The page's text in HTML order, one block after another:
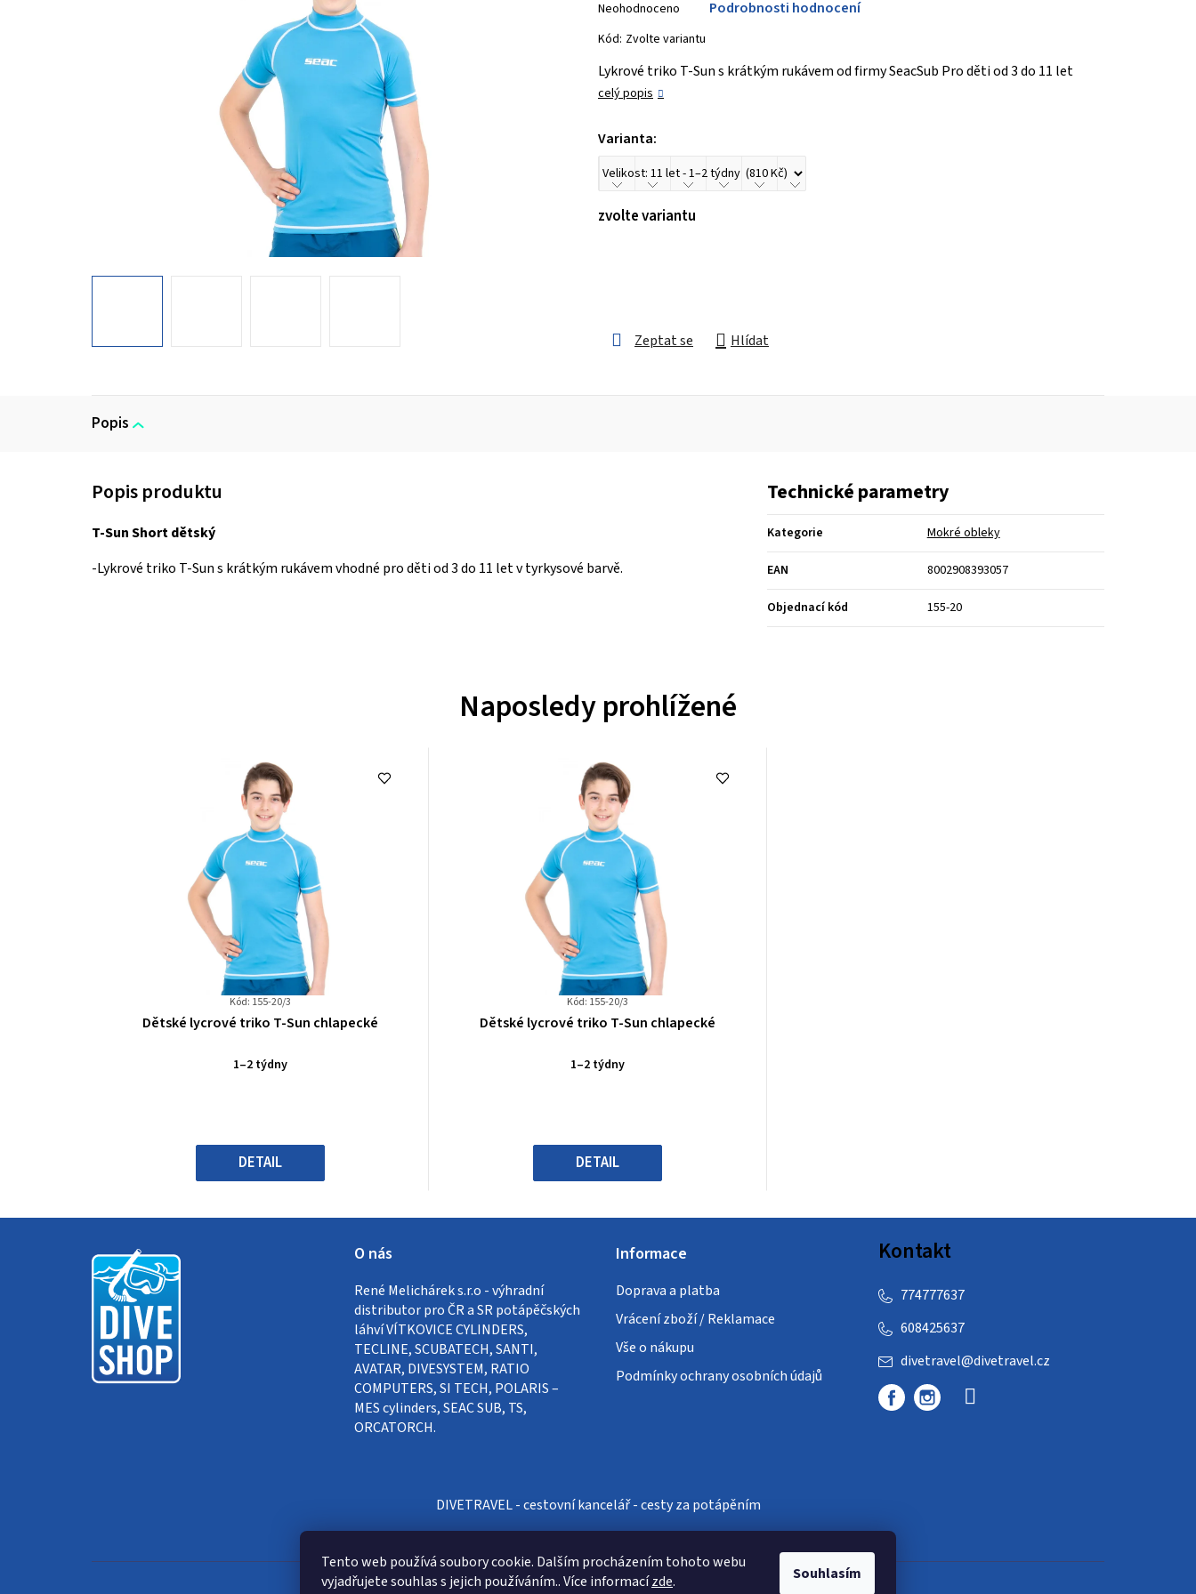
Tento web používá soubory cookie. Dalším procházením tohoto webu
vyjadřujete souhlas s jejich používáním.. Více informacízde. Souhlasím
hodnocení
produktu
0,0
z 5
Neohodnoceno Podrobnosti hodnocení
Kód: Zvolte variantu
Lykrové triko T-Sun s krátkým rukávem od firmy SeacSub Pro děti od 3 do 11 let
celý popis
Varianta:
zvolte variantu
Zeptat se Hlídat
Popis
T-Sun Short dětský
-Lykrové triko T-Sun s krátkým rukávem vhodné pro děti od 3 do 11 let v tyrkysové barvě.
Technické parametry
Kategorie Mokré obleky
EAN 8002908393057
Objednací kód 155-20
Naposledy prohlížené
Kód: 155-20/3
Průměrné
produktu
hvězdiček.
Dětské lycrové triko T-Sun chlapecké
1–2 týdny
DETAIL
Kód: 155-20/3
Průměrné
produktu
hvězdiček.
Dětské lycrové triko T-Sun chlapecké
1–2 týdny
DETAIL
O nás
René Melichárek s.r.o - výhradní
distributor pro ČR a SR potápěčských
láhví VÍTKOVICE CYLINDERS,
TECLINE, SCUBATECH, SANTI,
AVATAR, DIVESYSTEM, RATIO
COMPUTERS, SI TECH, POLARIS –
MES cylinders, SEAC SUB, TS,
ORCATORCH.
Informace
Doprava a platba
Vrácení zboží / Reklamace
Vše o nákupu
Podmínky ochrany osobních údajů
Kontakt
divetravel@divetravel.cz
608425637
774777637
DIVETRAVEL - cestovní kancelář - cesty za potápěním